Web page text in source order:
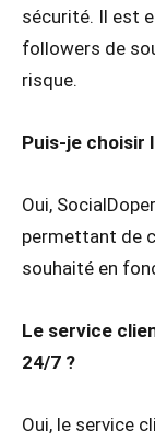
sécurité. Il est
followers de
risque.
Puis-je choisir
Oui,
permettant de
souhaité en
Le service
24/7 ?
Oui, le service